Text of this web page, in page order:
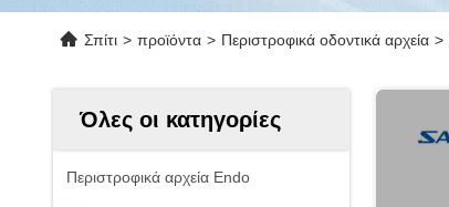
Σπίτι > προϊόντα > Περιστροφικά οδοντικά αρχεία >
Όλες οι κατηγορίες
Περιστροφικά αρχεία Endo